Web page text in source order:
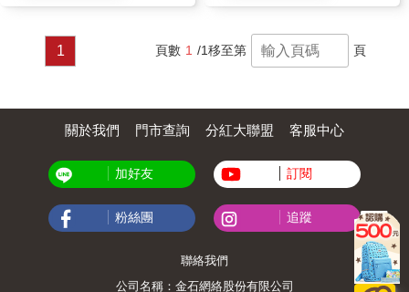
1 頁數 1 /1移至第 頁
關於我們 門市查詢 分紅大聯盟 客服中心
加好友 訂閱
粉絲團 追蹤
聯絡我們
公司名稱：金石網絡股份有限公司